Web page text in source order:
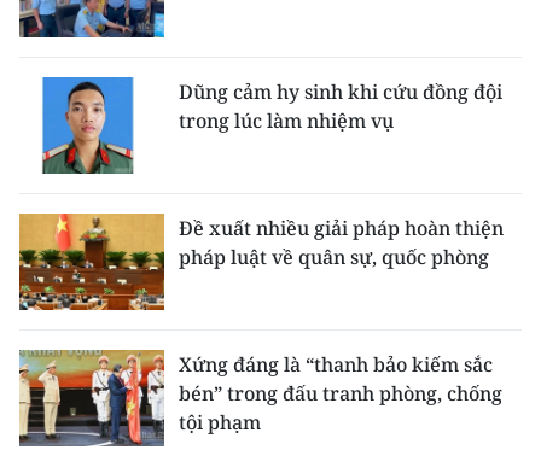
Dũng cảm hy sinh khi cứu đồng đội
trong lúc làm nhiệm vụ
Đề xuất nhiều giải pháp hoàn thiện
pháp luật về quân sự, quốc phòng
Xứng đáng là “thanh bảo kiếm sắc
bén” trong đấu tranh phòng, chống
tội phạm